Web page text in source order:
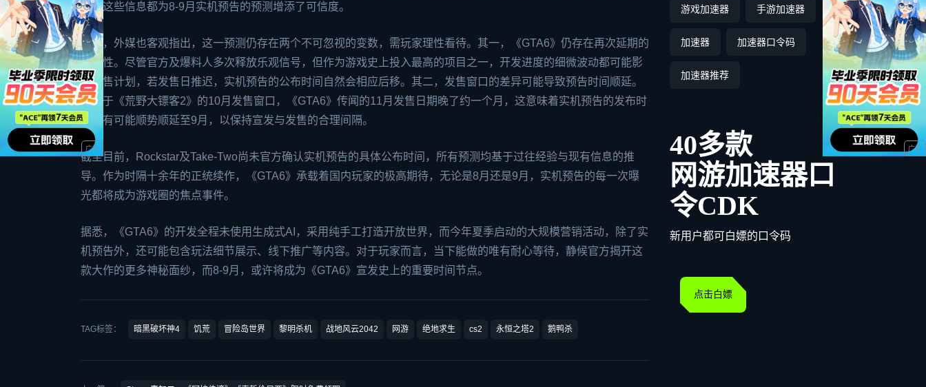
态，这些信息都为8-9月实机预告的预测增添了可信度。
不过，外媒也客观指出，这一预测仍存在两个不可忽视的变数，需玩家理性看待。其一，《GTA6》仍存在再次延期的
可能性。尽管官方及爆料人多次释放乐观信号，但作为游戏史上投入最高的项目之一，开发进度的细微波动都可能影
响发售计划，若发售日推迟，实机预告的公布时间自然会相应后移。其二，发售窗口的差异可能导致预告时间顺延。
相较于《荒野大镖客2》的10月发售窗口，《GTA6》传闻的11月发售日期晚了约一个月，这意味着实机预告的发布时
间也有可能顺势顺延至9月，以保持宣发与发售的合理间隔。
截至目前，Rockstar及Take-Two尚未官方确认实机预告的具体公布时间，所有预测均基于过往经验与现有信息的推
导。作为时隔十余年的正统续作，《GTA6》承载着国内玩家的极高期待，无论是8月还是9月，实机预告的每一次曝
光都将成为游戏圈的焦点事件。
据悉，《GTA6》的开发全程未使用生成式AI，采用纯手工打造开放世界，而今年夏季启动的大规模营销活动，除了实
机预告外，还可能包含玩法细节展示、线下推广等内容。对于玩家而言，当下能做的唯有耐心等待，静候官方揭开这
款大作的更多神秘面纱，而8-9月，或许将成为《GTA6》宣发史上的重要时间节点。
TAG标签： 暗黑破坏神4 饥荒 冒险岛世界 黎明杀机 战地风云2042 网游 绝地求生 cs2 永恒之塔2 鹅鸭杀
游戏加速器 手游加速器
加速器 加速器口令码
加速器推荐
40多款
网游加速器口
令CDK
新用户都可白嫖的口令码
点击白嫖